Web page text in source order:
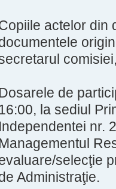
actelor din
Dosarele de
la sediul
Independentei nr.
Managementul
selecţie
Administraţie.